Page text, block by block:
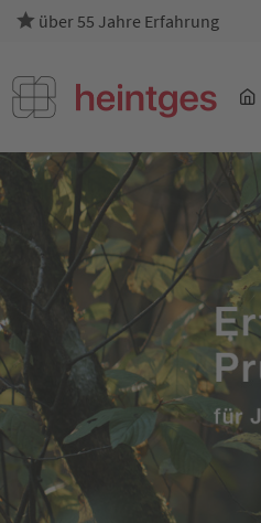
über 55 Jahre Erfahrung